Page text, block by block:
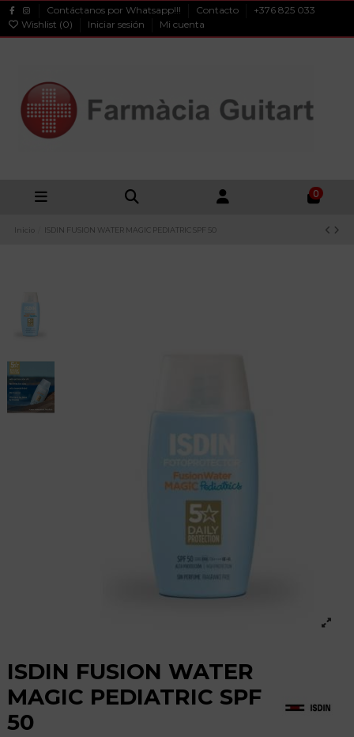
Contáctanos por Whatsapp!!! Contacto
+376 825 033
Wishlist (0) Iniciar sesión Mi cuenta
0
Inicio ISDIN FUSION WATER MAGIC PEDIATRIC SPF 50
ISDIN FUSION WATER
MAGIC PEDIATRIC SPF
50